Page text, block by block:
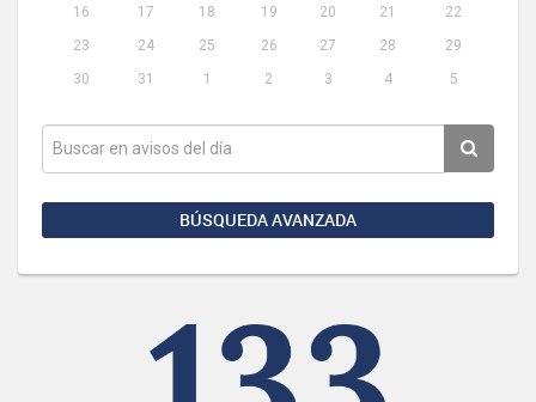
16
17 18 19 20 21
22
23
24 25 26 27 28
29
30
31 1 2 3 4 5
BÚSQUEDA AVANZADA